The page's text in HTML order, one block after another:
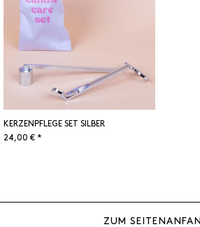
KERZENPFLEGE SET SILBER
24,00 € *
ZUM